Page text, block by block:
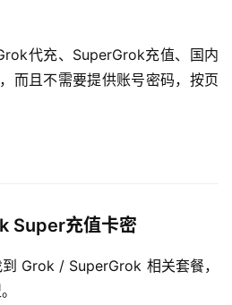
代充、SuperGrok充值、国内
而且不需要提供账号密码，按页
Super充值卡密
Grok / SuperGrok 相关套餐，